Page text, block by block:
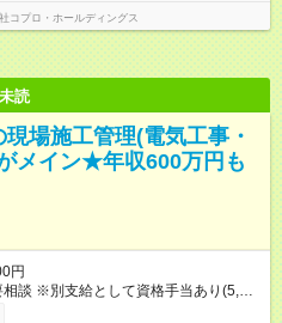
コプロ・ホールディングス
未読
場施工管理(電気工事・
メイン★年収600万円も
円
談 ※別支給として資格手当あり(5,000